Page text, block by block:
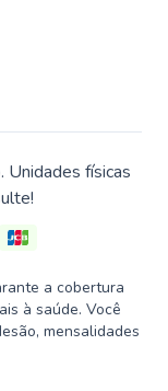
Unidades físicas
a cobertura
à saúde. Você
mensalidades